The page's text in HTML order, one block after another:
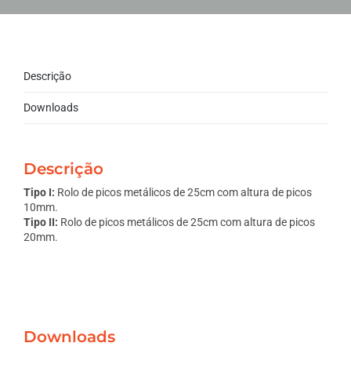
Descrição
Downloads
Descrição
Tipo I: Rolo de picos metálicos de 25cm com altura de picos
10mm.
Tipo II: Rolo de picos metálicos de 25cm com altura de picos
20mm.
Downloads